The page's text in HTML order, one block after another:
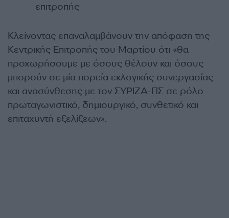
επιτροπής
Κλείνοντας επαναλαμβάνουν την απόφαση της
Κεντρικής Επιτροπής του Μαρτίου ότι «θα
προχωρήσουμε με όσους θέλουν και όσους
μπορούν σε μία πορεία εκλογικής συνεργασίας
και ανασύνθεσης με τον ΣΥΡΙΖΑ-ΠΣ σε ρόλο
πρωταγωνιστικό, δημιουργικό, συνθετικό και
επιταχυντή εξελίξεων».